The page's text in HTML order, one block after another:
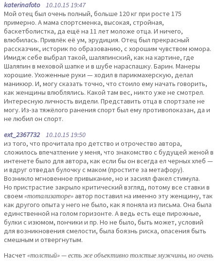
katerinafoto10.10.15 19:47
Мой отец был очень полный, больше 120 кг при росте 175
примерно. А мама спортсменка, высокая, стройная,
баскетболистка, да ещё на 11 лет моложе отца. И ничего,
влюбилась. Привлёк её ум, эрудиция. Отец был прекрасный
рассказчик, историк по образованию, с хорошим чувством юмора.
Имидж себе выбрал такой, шаляпинский, как на картине, где
Шаляпин в меховой шапке и в шубе нараспашку. Барин. Манеры
хорошие. Ухоженные руки — ходил в парикмахерскую, делал
маникюр. И, могу сказать точно, что стоило ему начать говорить,
как женщины влюблялись. Какой там вес, никто уже не смотрел.
Интересную личность видели. Представить отца в спортзале не
могу. Из-за тяжёлого ранения спорт был ему противопоказан, да и
не любил он спорт.
ext_2367732 10.10.15 19:50
из того, что прочитала про детство и отрочество автора,
сложилось впечатление у меня, что знакомство с будущей женой в
интенете было для автора, как если бы он всегда ел черных хлеб —
и вдруг отведал булочку с маком (простите за метафору).
Возникло мгновенное привыкание, но и засиял факел стимула.
Но пристрастие закрыло критический взгляд, потому все ставки в
своем «тотализаторе» автор поставил на именно эту женщину, так
как другого опыта у него не было, как я поняла из письма. Она была
единственной на голом горизонте. А ведь есть еще пирожные,
булки с изюмом, пончики и пр. Но не было, быть может, условий
для возникновения смелости, была боязнь риска, опасения быть
смешным и отвергнутым.
Насчет«толстый» — есть же объективно толстые мужчины, но очень